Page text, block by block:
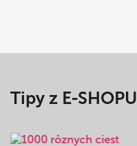
Tipy z E-SHOPU